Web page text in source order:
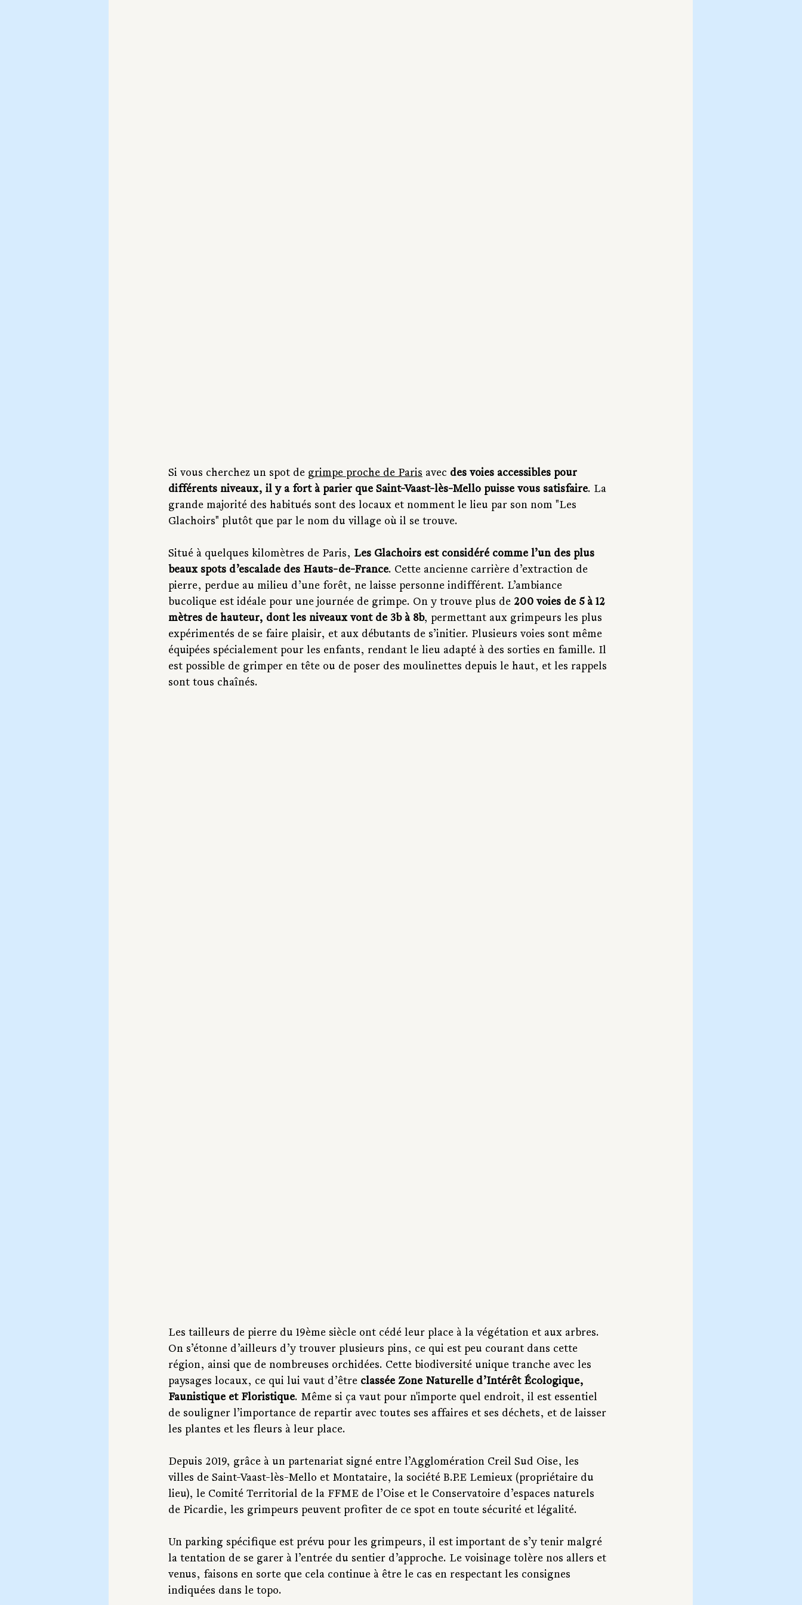
Si vous cherchez un spot de grimpe proche de Paris avec des voies accessibles pour
différents niveaux, il y a fort à parier que Saint-Vaast-lès-Mello puisse vous satisfaire. La
grande majorité des habitués sont des locaux et nomment le lieu par son nom "Les
Glachoirs" plutôt que par le nom du village où il se trouve.
Situé à quelques kilomètres de Paris, Les Glachoirs est considéré comme l’un des plus
beaux spots d’escalade des Hauts-de-France. Cette ancienne carrière d’extraction de
pierre, perdue au milieu d’une forêt, ne laisse personne indifférent. L’ambiance
bucolique est idéale pour une journée de grimpe. On y trouve plus de 200 voies de 5 à 12
mètres de hauteur, dont les niveaux vont de 3b à 8b, permettant aux grimpeurs les plus
expérimentés de se faire plaisir, et aux débutants de s’initier. Plusieurs voies sont même
équipées spécialement pour les enfants, rendant le lieu adapté à des sorties en famille. Il
est possible de grimper en tête ou de poser des moulinettes depuis le haut, et les rappels
sont tous chaînés.
Les tailleurs de pierre du 19ème siècle ont cédé leur place à la végétation et aux arbres.
On s’étonne d’ailleurs d’y trouver plusieurs pins, ce qui est peu courant dans cette
région, ainsi que de nombreuses orchidées. Cette biodiversité unique tranche avec les
paysages locaux, ce qui lui vaut d’être classée Zone Naturelle d’Intérêt Écologique,
Faunistique et Floristique. Même si ça vaut pour n'importe quel endroit, il est essentiel
de souligner l’importance de repartir avec toutes ses affaires et ses déchets, et de laisser
les plantes et les fleurs à leur place.
Depuis 2019, grâce à un partenariat signé entre l’Agglomération Creil Sud Oise, les
villes de Saint-Vaast-lès-Mello et Montataire, la société B.P.E Lemieux (propriétaire du
lieu), le Comité Territorial de la FFME de l’Oise et le Conservatoire d’espaces naturels
de Picardie, les grimpeurs peuvent profiter de ce spot en toute sécurité et légalité.
Un parking spécifique est prévu pour les grimpeurs, il est important de s’y tenir malgré
la tentation de se garer à l’entrée du sentier d’approche. Le voisinage tolère nos allers et
venus, faisons en sorte que cela continue à être le cas en respectant les consignes
indiquées dans le topo.